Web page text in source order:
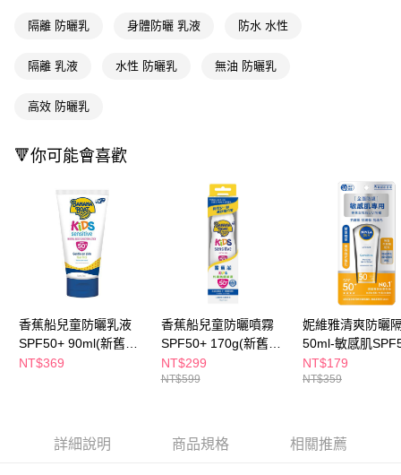
相關說明
便利好安心！
２．便利：只要手機號碼，簡訊認證，即可結帳。
【「AFTEE先享後付」結帳流程】
結帳頁面，進行簡訊認證並確認金額後，即可完成結帳。
２．訂單成立數日內，您將收到繳費通知簡訊。
３．收到繳費通知簡訊後14天內，點擊此簡訊中的連結，可透過四大超商／
ATM／網路銀行／等多元方式進行付款，方視為交易完成。
※ 請注意：結帳手續完成當下不需立刻繳費，但若您需要取消訂單，請聯絡
購買商品的店家。未經商家同意取消之訂單仍視為有效，需透過AFTEE先享
後付繳納相關費用。
※ 交易是否成功請以「AFTEE先享後付 」之結帳頁面顯示為準，若有關於
客戶支援中心」https://netprotections.freshdesk.com/support/home
【注意事項】
１．透過由恩沛科技股份有限公司提供之「AFTEE先享後付」服務完成之交
https://aftee.tw/terms/#terms3
運送方式
每筆NT$65，滿NT$390(含以上)免運費
每筆NT$65，滿NT$390(含以上)免運費
萊爾富取貨付款
每筆NT$65，滿NT$490(含以上)免運費
付款後萊爾富取貨
每筆NT$65，滿NT$490(含以上)免運費
7-11取貨付款
每筆NT$65，滿NT$490(含以上)免運費
每筆NT$65，滿NT$490(含以上)免運費
隔離 防曬乳 身體防曬 乳液 防水 水性
隔離 乳液 水性 防曬乳 無油 防曬乳
高效 防曬乳
🔻你可能會喜歡
香蕉船兒童防曬乳液
SPF50+ 90ml(新舊包
裝隨機出貨)
NT$369
香蕉船兒童防曬噴霧
SPF50+ 170g(新舊包
裝隨機出貨)
NT$299
NT$599
妮維雅清爽防曬
50ml-敏感肌
舊包裝隨機出貨)
NT$179
NT$359
詳細說明 商品規格 相關推薦